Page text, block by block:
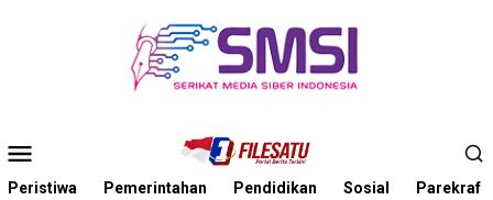
Mobile
Peristiwa Pemerintahan Pendidikan Sosial Parekraf